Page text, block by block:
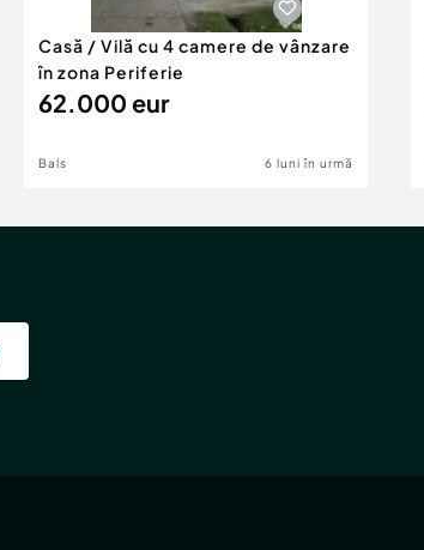
Casă / Vilă cu 4 camere de vânzare
în zona Periferie
62.000 eur
Bals 6 luni în urmă